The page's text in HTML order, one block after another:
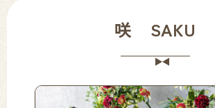
咲 SAKU